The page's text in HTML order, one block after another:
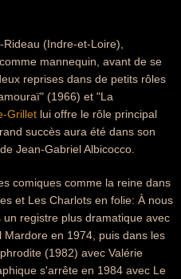
(Indre-et-Loire),
mannequin, avant de se
reprises dans de petits rôles
(1966) et "La
Grillet lui offre le rôle principal
succès aura été dans son
Jean-Gabriel Albicocco.
comiques comme la reine dans
et Les Charlots en folie: À nous
registre plus dramatique avec
en 1974, puis dans les
(1982) avec Valérie
s'arrête en 1984 avec Le